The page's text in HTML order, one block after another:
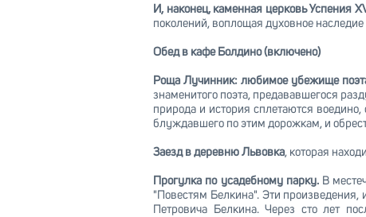
И, наконец, каменная церковь Успения
поколений, воплощая духовное
Обед в кафе Болдино (включено)
Роща Лучинник: любимое убежище
знаменитого поэта, предававшегося
природа и история сплетаются
блуждавшего по этим дорожкам, и
Заезд в деревню Львовка, которая
Прогулка по усадебному парку.В
"Повестям Белкина". Эти
Петровича Белкина. Через сто лет